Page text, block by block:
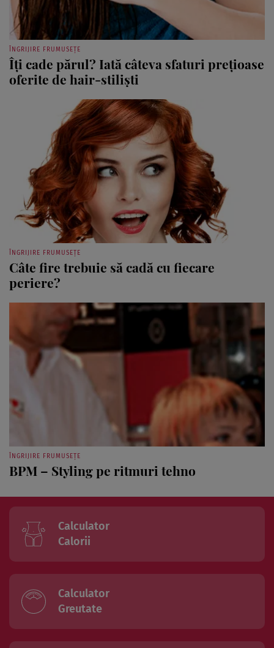
ÎNGRIJIRE FRUMUSEȚE
Îţi cade părul? Iată câteva sfaturi preţioase
oferite de hair-stilişti
ÎNGRIJIRE FRUMUSEȚE
Câte fire trebuie să cadă cu fiecare
periere?
ÎNGRIJIRE FRUMUSEȚE
BPM – Styling pe ritmuri tehno
Calculator
Calorii
Calculator
Greutate